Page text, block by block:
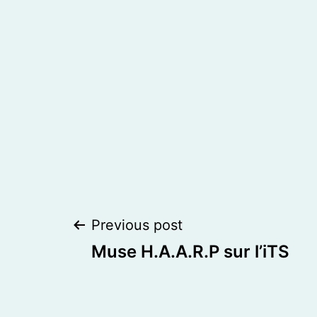
Post
Previous post
Muse H.A.A.R.P sur l’iTS